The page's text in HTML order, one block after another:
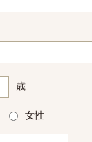
歳
女性